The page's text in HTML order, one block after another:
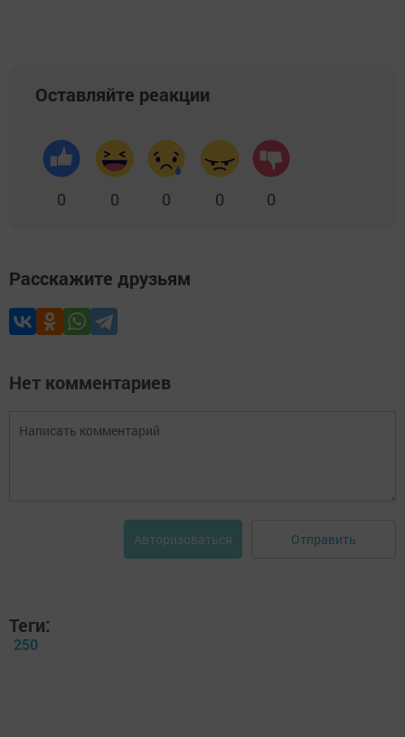
Оставляйте реакции
0 0 0 0 0
Расскажите друзьям
Нет комментариев
Авторизоваться Отправить
Теги:
250